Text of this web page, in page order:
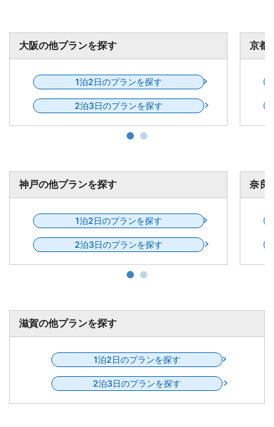
京都の他プランを探す
1泊2日のプランを探す
2泊3日のプランを探す
大阪
奈良の他プランを探す
1泊2日のプランを探す
2泊3日のプランを探す
神戸
滋賀の他プランを探す
1泊2日のプランを探す
2泊3日のプランを探す